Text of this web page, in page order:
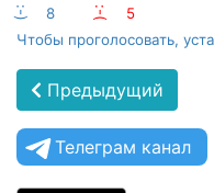
:-) 8 :-(
5
Чтобы проголосовать,
Предыдущий
Телеграм канал